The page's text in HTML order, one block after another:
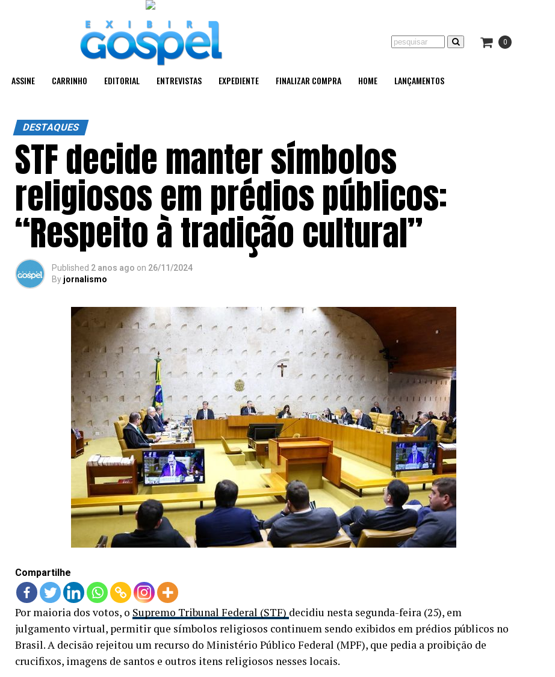
0
ASSINE CARRINHO EDITORIAL ENTREVISTAS EXPEDIENTE FINALIZAR COMPRA HOME LANÇAMENTOS
DESTAQUES
STF decide manter símbolos
religiosos em prédios públicos:
“Respeito à tradição cultural”
Published 2 anos ago on 26/11/2024
By jornalismo
Compartilhe
Por maioria dos votos, o Supremo Tribunal Federal (STF) decidiu nesta segunda-feira (25), em
julgamento virtual, permitir que símbolos religiosos continuem sendo exibidos em prédios públicos no
Brasil. A decisão rejeitou um recurso do Ministério Público Federal (MPF), que pedia a proibição de
crucifixos, imagens de santos e outros itens religiosos nesses locais.